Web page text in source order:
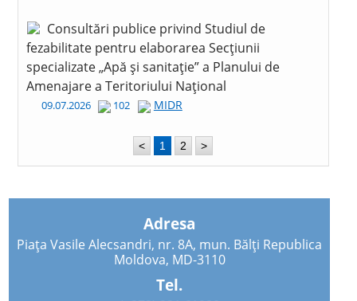
Consultări publice privind Studiul de
fezabilitate pentru elaborarea Secțiunii
specializate „Apă și sanitație” a Planului de
Amenajare a Teritoriului Național
09.07.2026 102 MIDR
< 1 2 >
Adresa
Piața Vasile Alecsandri, nr. 8A, mun. Bălți Republica
Moldova, MD-3110
Tel.